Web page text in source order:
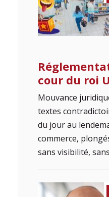
cour du roi
Mouvance
textes
du jour au
commerce,
sans visibilité,